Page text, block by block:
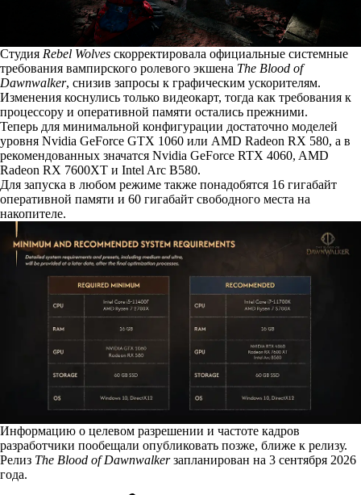
Студия Rebel Wolves скорректировала официальные системные
требования вампирского ролевого экшена The Blood of
Dawnwalker, снизив запросы к графическим ускорителям.
Изменения коснулись только видеокарт, тогда как требования к
процессору и оперативной памяти остались прежними.
Теперь для минимальной конфигурации достаточно моделей
уровня Nvidia GeForce GTX 1060 или AMD Radeon RX 580, а в
рекомендованных значатся Nvidia GeForce RTX 4060, AMD
Radeon RX 7600XT и Intel Arc B580.
Для запуска в любом режиме также понадобятся 16 гигабайт
оперативной памяти и 60 гигабайт свободного места на
накопителе.
Информацию о целевом разрешении и частоте кадров
разработчики пообещали опубликовать позже, ближе к релизу.
Релиз The Blood of Dawnwalkerзапланирован на 3 сентября 2026
года.